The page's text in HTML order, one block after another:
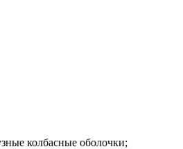
колбасные оболочки;